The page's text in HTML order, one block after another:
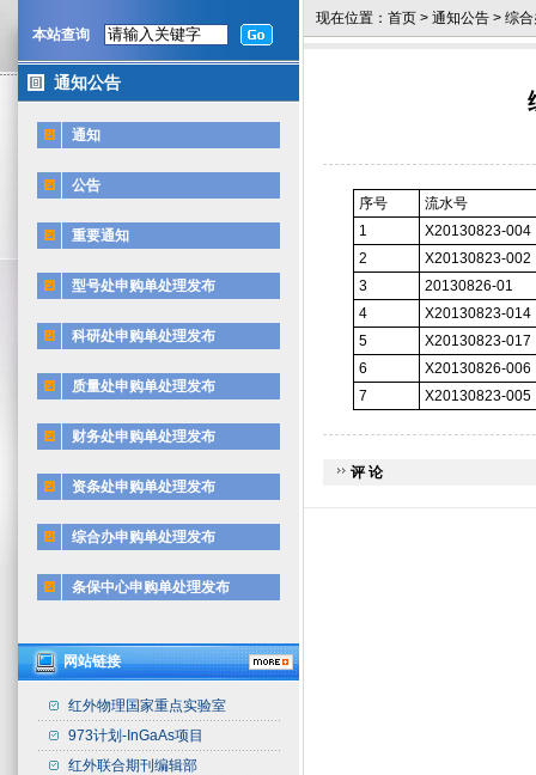
本站查询
通知公告
通知
公告
重要通知
型号处申购单处理发布
科研处申购单处理发布
质量处申购单处理发布
财务处申购单处理发布
资条处申购单处理发布
综合办申购单处理发布
条保中心申购单处理发布
网站链接
红外物理国家重点实验室
973计划-InGaAs项目
红外联合期刊编辑部
现在位置： 首页 > 通知公告 > 综
序号
流水号
1
X20130823-004
2
X20130823-002
3
20130826-01
4
X20130823-014
5
X20130823-017
6
X20130826-006
7
X20130823-005
评 论